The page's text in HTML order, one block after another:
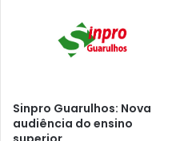
Sinpro Guarulhos: Nova
audiência do ensino